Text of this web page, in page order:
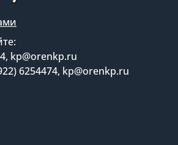
kp@orenkp.ru
6254474, kp@orenkp.ru